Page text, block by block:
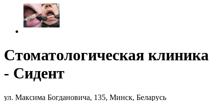
Стоматологическая клиника
- Сидент
ул. Максима Богдановича, 135, Минск, Беларусь